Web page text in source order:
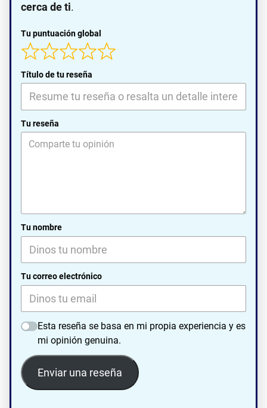
cerca de ti.
Tu puntuación global
Título de tu reseña
Tu reseña
Tu nombre
Tu correo electrónico
Esta reseña se basa en mi propia experiencia y es
mi opinión genuina.
Enviar una reseña